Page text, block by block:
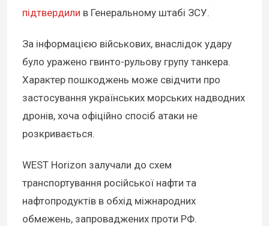
підтвердили в Генеральному штабі ЗСУ.
За інформацією військових, внаслідок удару
було уражено гвинто-рульову групу танкера.
Характер пошкоджень може свідчити про
застосування українських морських надводних
дронів, хоча офіційно спосіб атаки не
розкривається.
WEST Horizon залучали до схем
транспортування російської нафти та
нафтопродуктів в обхід міжнародних
обмежень, запроваджених проти РФ.